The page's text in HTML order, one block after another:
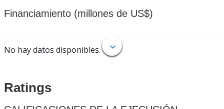
Financiamiento (millones de US$)
No hay datos disponibles.
Ratings